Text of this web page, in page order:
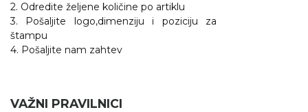
2. Odredite željene količine po artiklu
3. Pošaljite logo,dimenziju i poziciju za
štampu
4. Pošaljite nam zahtev
VAŽNI PRAVILNICI